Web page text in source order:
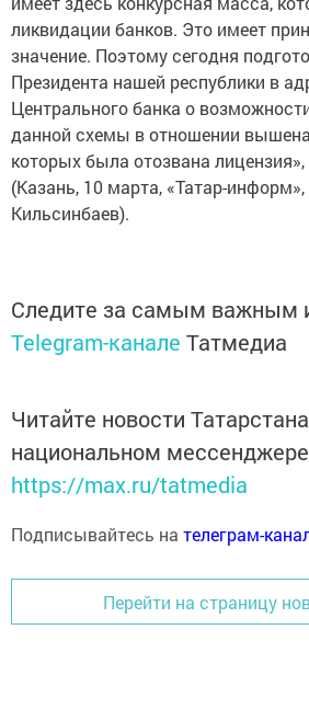
ликвидации банков. Это имеет
значение. Поэтому сегодня
Президента нашей республики в
Центрального банка о
данной схемы в отношении
которых была отозвана лицензия»,
(Казань, 10 марта, «Татар-
Кильсинбаев).
Следите за самым важным
Telegram-канале Татмедиа
Читайте новости
национальном
https://max.ru/tatmedia
Подписывайтесь на телеграм-
Перейти на страницу